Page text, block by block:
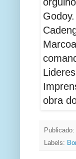
obra
Publicado:
Labels: